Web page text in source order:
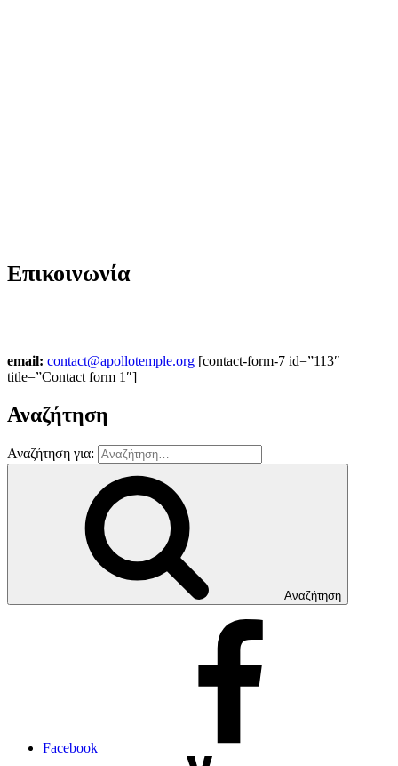
Επικοινωνία
email: contact@apollotemple.org [contact-form-7 id=”113″
title=”Contact form 1″]
Αναζήτηση
Αναζήτηση για:
Αναζήτηση
Facebook